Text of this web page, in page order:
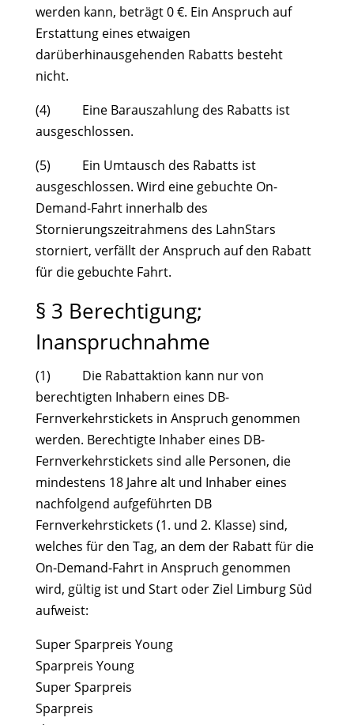
werden kann, beträgt 0 €. Ein Anspruch auf
Erstattung eines etwaigen
darüberhinausgehenden Rabatts besteht
nicht.
(4) Eine Barauszahlung des Rabatts ist
ausgeschlossen.
(5) Ein Umtausch des Rabatts ist
ausgeschlossen. Wird eine gebuchte On-
Demand-Fahrt innerhalb des
Stornierungszeitrahmens des LahnStars
storniert, verfällt der Anspruch auf den Rabatt
für die gebuchte Fahrt.
§ 3 Berechtigung;
Inanspruchnahme
(1) Die Rabattaktion kann nur von
berechtigten Inhabern eines DB-
Fernverkehrstickets in Anspruch genommen
werden. Berechtigte Inhaber eines DB-
Fernverkehrstickets sind alle Personen, die
mindestens 18 Jahre alt und Inhaber eines
nachfolgend aufgeführten DB
Fernverkehrstickets (1. und 2. Klasse) sind,
welches für den Tag, an dem der Rabatt für die
On-Demand-Fahrt in Anspruch genommen
wird, gültig ist und Start oder Ziel Limburg Süd
aufweist:
Super Sparpreis Young
Sparpreis Young
Super Sparpreis
Sparpreis